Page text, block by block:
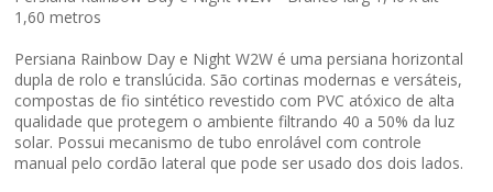
1,60 metros
Persiana Rainbow Day e Night W2W é uma persiana horizontal
dupla de rolo e translúcida. São cortinas modernas e versáteis,
compostas de fio sintético revestido com PVC atóxico de alta
qualidade que protegem o ambiente filtrando 40 a 50% da luz
solar. Possui mecanismo de tubo enrolável com controle
manual pelo cordão lateral que pode ser usado dos dois lados.